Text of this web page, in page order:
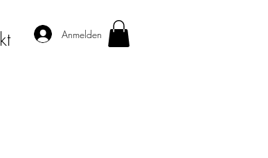
Anmelden